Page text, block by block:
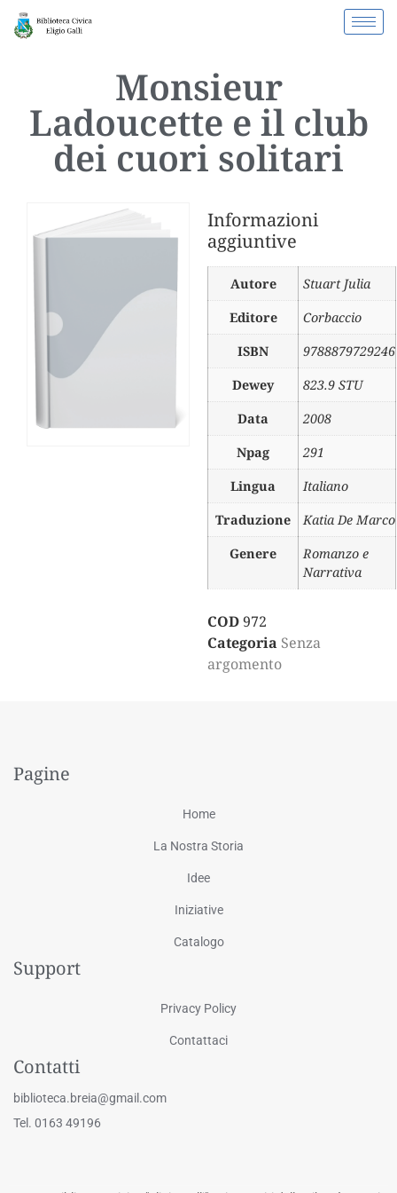
Monsieur
Ladoucette e il club
dei cuori solitari
Informazioni
aggiuntive
Autore
Stuart Julia
Editore
Corbaccio
ISBN
9788879729246
Dewey
823.9 STU
Data
2008
Npag
291
Lingua
Italiano
Traduzione
Katia De Marco
Genere
Romanzo e
Narrativa
COD972
Categoria Senza
argomento
Pagine
Home
La Nostra Storia
Idee
Iniziative
Catalogo
Support
Privacy Policy
Contattaci
Contatti
biblioteca.breia@gmail.com
Tel. 0163 49196